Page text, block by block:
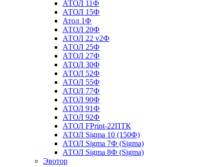
АТОЛ 11Ф
АТОЛ 15Ф
Атол 1Ф
АТОЛ 20Ф
АТОЛ 22 v2Ф
АТОЛ 25Ф
АТОЛ 27Ф
АТОЛ 30Ф
АТОЛ 52Ф
АТОЛ 55Ф
АТОЛ 77Ф
АТОЛ 90Ф
АТОЛ 91Ф
АТОЛ 92Ф
АТОЛ FPrint-22ПТК
АТОЛ Sigma 10 (150Ф)
АТОЛ Sigma 7Ф (Sigma)
АТОЛ Sigma 8Ф (Sigma)
Эвотор